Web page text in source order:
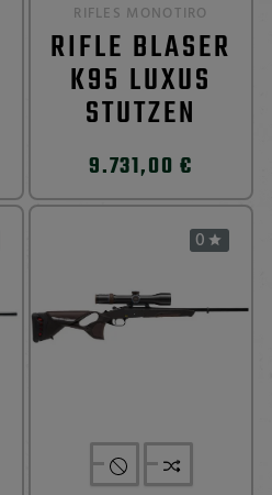
RIFLES MONOTIRO
RIFLE BLASER
K95 LUXUS
STUTZEN
9.731,00 €
0 